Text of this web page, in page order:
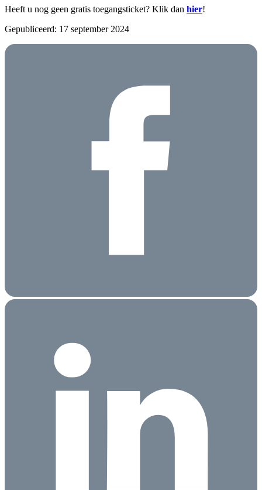
Heeft u nog geen gratis toegangsticket? Klik dan hier!
Gepubliceerd: 17 september 2024